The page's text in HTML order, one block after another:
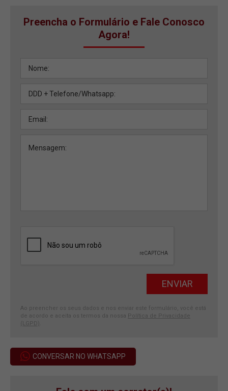
Preencha o Formulário e Fale Conosco
Agora!
Ao preencher os seus dados e nos enviar este formulário, você está
de acordo e aceita os termos da nossa Política de Privacidade
(LGPD)
CONVERSAR NO WHATSAPP